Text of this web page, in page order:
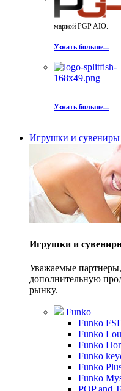
маркой PGP AIO.
Узнать больше...
Узнать больше...
Игрушки и сувениры
Игрушки и
Уважаемые
дополнительную
рынку.
Funko
Funko
Funko
Funko
Funko
Funko
Funko
POP and